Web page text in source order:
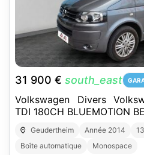
31 900 € south_east
Volkswagen Divers
TDI 180CH BLUEMOTION
Geudertheim Année 2014
Boîte automatique
Monospace